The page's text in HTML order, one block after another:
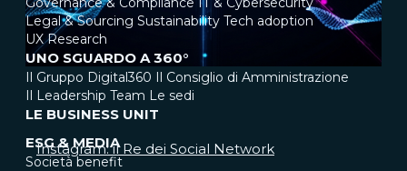
Legal & Sourcing Sustainability Tech adoption
UX Research
UNO SGUARDO A 360°
Il Gruppo Digital360 Il Consiglio di Amministrazione
Il Leadership Team Le sedi
LE BUSINESS UNIT
ESG & MEDIA
Società benefit
Instagram: il Re dei Social Network